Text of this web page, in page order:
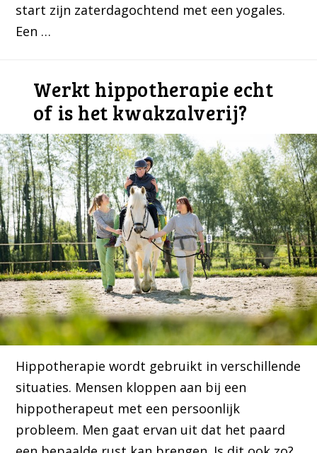
start zijn zaterdagochtend met een yogales.
Een …
Werkt hippotherapie echt
of is het kwakzalverij?
Hippotherapie wordt gebruikt in verschillende
situaties. Mensen kloppen aan bij een
hippotherapeut met een persoonlijk
probleem. Men gaat ervan uit dat het paard